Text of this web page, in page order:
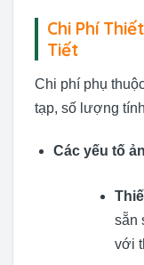
Chi Phí
Tiết
Chi phí phụ
tạp, số lượng
Các yếu tố
sẵn
với